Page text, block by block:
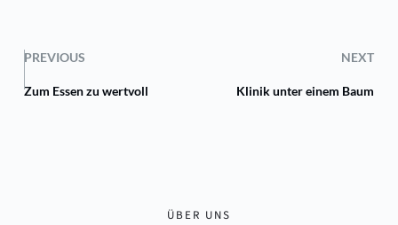
PREVIOUS NEXT
Zum Essen zu wertvoll Klinik unter einem Baum
ÜBER UNS